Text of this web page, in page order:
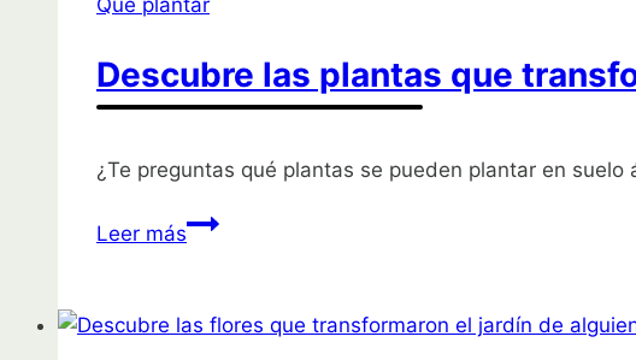
Descubre las plantas que
¿Te preguntas qué plantas se pueden plantar en
Leer másDescubre
que